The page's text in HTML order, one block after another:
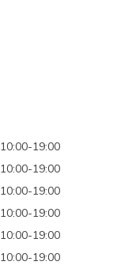
10:00-19:00
10:00-19:00
10:00-19:00
10:00-19:00
10:00-19:00
10:00-19:00